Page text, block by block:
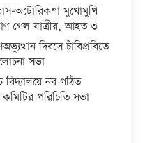
অটোরিকশা মুখোমুখি
গেল যাত্রীর, আহত ৩
দিবসে চাঁবিপ্রবিতে
সভা
বিদ্যালয়ে নব গঠিত
কমিটির পরিচিতি সভা